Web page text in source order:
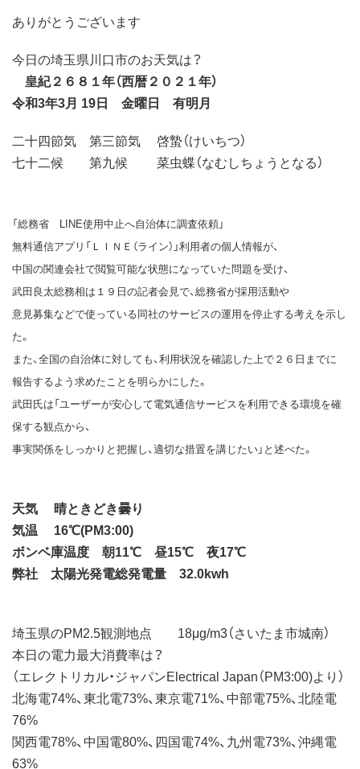
ありがとうございます
今日の埼玉県川口市のお天気は？
皇紀２６８１年（西暦２０２１年）
令和3年3月 19日 金曜日 有明月
二十四節気 第三節気 啓蟄（けいちつ）
七十二候 第九候 菜虫蝶（なむしちょうとなる）
「総務省 LINE使用中止へ自治体に調査依頼」
無料通信アプリ「ＬＩＮＥ（ライン）」利用者の個人情報が、
中国の関連会社で閲覧可能な状態になっていた問題を受け、
武田良太総務相は１９日の記者会見で、総務省が採用活動や
意見募集などで使っている同社のサービスの運用を停止する考えを示し
た。
また、全国の自治体に対しても、利用状況を確認した上で２６日までに
報告するよう求めたことを明らかにした。
武田氏は「ユーザーが安心して電気通信サービスを利用できる環境を確
保する観点から、
事実関係をしっかりと把握し、適切な措置を講じたい」と述べた。
天気 晴ときどき曇り
気温 16℃(PM3:00)
ボンベ庫温度 朝11℃ 昼15℃ 夜17℃
弊社 太陽光発電総発電量 32.0kwh
埼玉県のPM2.5観測地点 18μg/m3（さいたま市城南）
本日の電力最大消費率は？
（エレクトリカル・ジャパンElectrical Japan（PM3:00)より）
北海電74%、東北電73%、東京電71%、中部電75%、北陸電
76%
関西電78%、中国電80%、四国電74%、九州電73%、沖縄電
63%